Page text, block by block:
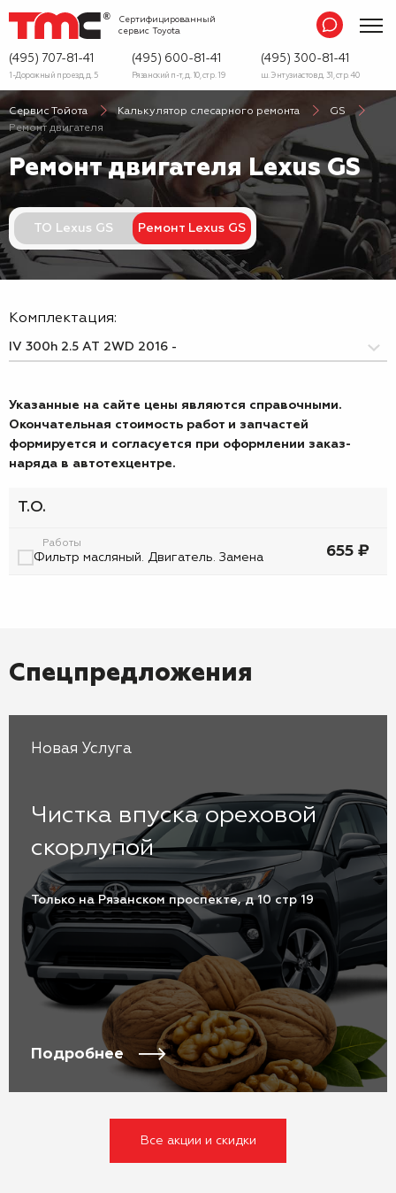
Сертифицированный
сервис Toyota
(495) 707-81-41
1-Дорожный проезд, д. 5
(495) 600-81-41
Рязанский п-т, д. 10, стр. 19
(495) 300-81-41
ш. Энтузиастов д. 31, стр. 40
Сервис Тойота Калькулятор слесарного ремонта
GS
Ремонт двигателя
Ремонт двигателя Lexus GS
ТО Lexus GS Ремонт Lexus GS
Комплектация:
Указанные на сайте цены являются справочными.
Окончательная стоимость работ и запчастей
формируется и согласуется при оформлении заказ-
наряда в автотехцентре.
Т.О.
Работы
Фильтр масляный. Двигатель. Замена 655 ₽
Спецпредложения
Новая Услуга
Чистка впуска ореховой
скорлупой
Только на Рязанском проспекте, д 10 стр 19
Подробнее
Все акции и скидки